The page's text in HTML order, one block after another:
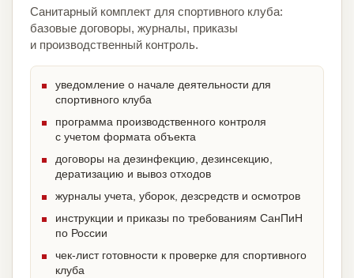
Санитарный комплект для спортивного клуба:
базовые договоры, журналы, приказы
и производственный контроль.
уведомление о начале деятельности для
спортивного клуба
программа производственного контроля
с учетом формата объекта
договоры на дезинфекцию, дезинсекцию,
дератизацию и вывоз отходов
журналы учета, уборок, дезсредств и осмотров
инструкции и приказы по требованиям СанПиН
по России
чек-лист готовности к проверке для спортивного
клуба